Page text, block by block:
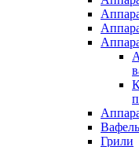
Грили